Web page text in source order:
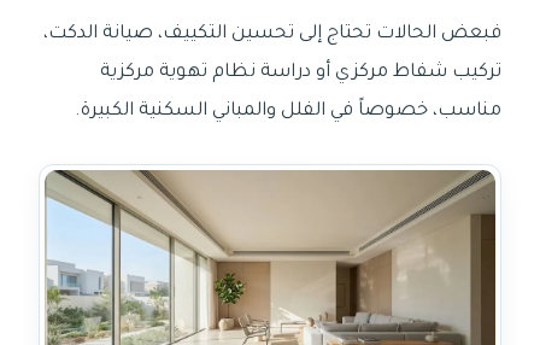
فبعض الحالات تحتاج إلى تحسين التكييف، صيانة الدكت،
تركيب شفاط مركزي أو دراسة نظام تهوية مركزية
مناسب، خصوصاً في الفلل والمباني السكنية الكبيرة.